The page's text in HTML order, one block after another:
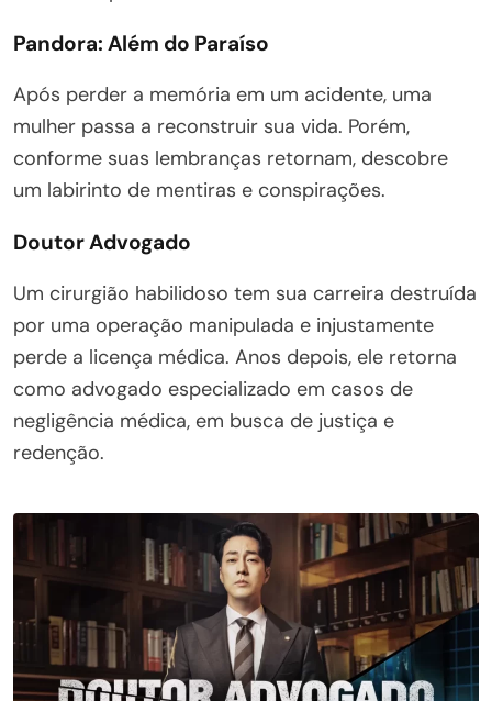
Pandora: Além do Paraíso
Após perder a memória em um acidente, uma
mulher passa a reconstruir sua vida. Porém,
conforme suas lembranças retornam, descobre
um labirinto de mentiras e conspirações.
Doutor Advogado
Um cirurgião habilidoso tem sua carreira destruída
por uma operação manipulada e injustamente
perde a licença médica. Anos depois, ele retorna
como advogado especializado em casos de
negligência médica, em busca de justiça e
redenção.